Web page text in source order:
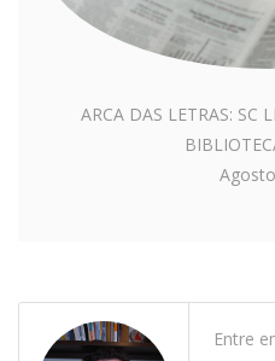
ARCA DAS LETRAS: SC
Entre